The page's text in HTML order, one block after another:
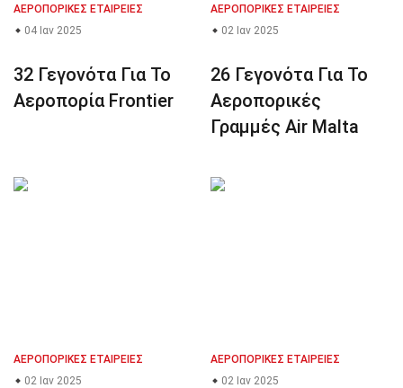
ΑΕΡΟΠΟΡΙΚΈΣ ΕΤΑΙΡΕΊΕΣ
04 Ιαν 2025
32 Γεγονότα Για Το
Αεροπορία Frontier
ΑΕΡΟΠΟΡΙΚΈΣ ΕΤΑΙΡΕΊΕΣ
02 Ιαν 2025
26 Γεγονότα Για Το
Αεροπορικές
Γραμμές Air Malta
ΑΕΡΟΠΟΡΙΚΈΣ ΕΤΑΙΡΕΊΕΣ
02 Ιαν 2025
ΑΕΡΟΠΟΡΙΚΈΣ ΕΤΑΙΡΕΊΕΣ
02 Ιαν 2025